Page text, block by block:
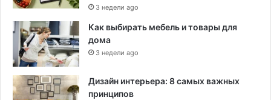
3 недели ago
Как выбирать мебель и товары для
дома
3 недели ago
Дизайн интерьера: 8 самых важных
принципов